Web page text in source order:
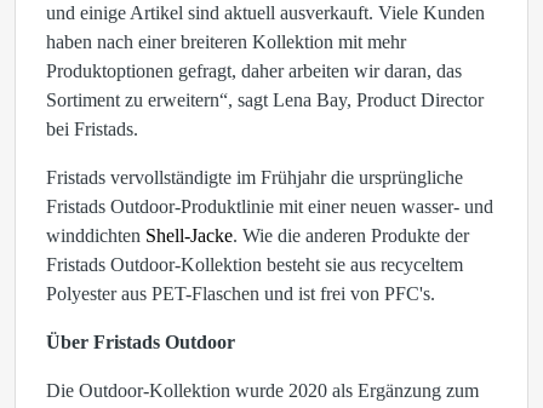
und einige Artikel sind aktuell ausverkauft. Viele Kunden
haben nach einer breiteren Kollektion mit mehr
Produktoptionen gefragt, daher arbeiten wir daran, das
Sortiment zu erweitern“, sagt Lena Bay, Product Director
bei Fristads.
Fristads vervollständigte im Frühjahr die ursprüngliche
Fristads Outdoor-Produktlinie mit einer neuen wasser- und
winddichten Shell-Jacke. Wie die anderen Produkte der
Fristads Outdoor-Kollektion besteht sie aus recyceltem
Polyester aus PET-Flaschen und ist frei von PFC's.
Über Fristads Outdoor
Die Outdoor-Kollektion wurde 2020 als Ergänzung zum